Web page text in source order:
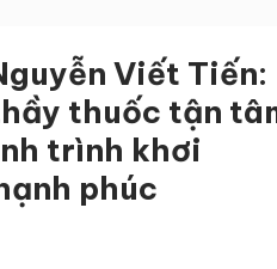
Viết Tiến:
thuốc tận
trình khơi
phúc